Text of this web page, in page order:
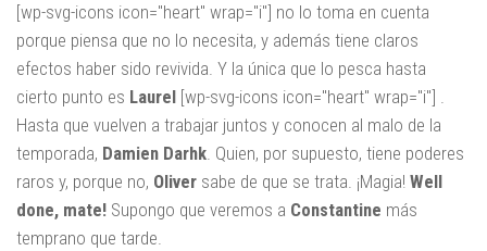
[wp-svg-icons icon="heart" wrap="i"] no lo toma en cuenta
porque piensa que no lo necesita, y además tiene claros
efectos haber sido revivida. Y la única que lo pesca hasta
cierto punto es Laurel [wp-svg-icons icon="heart" wrap="i"] .
Hasta que vuelven a trabajar juntos y conocen al malo de la
temporada, Damien Darhk. Quien, por supuesto, tiene poderes
raros y, porque no, Oliver sabe de que se trata. ¡Magia! Well
done, mate! Supongo que veremos a Constantine más
temprano que tarde.